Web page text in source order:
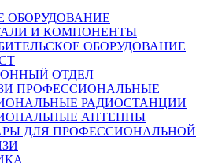
ОБОРУДОВАНИЕ
И КОМПОНЕНТЫ
ОБОРУДОВАНИЕ
ОТДЕЛ
ПРОФЕССИОНАЛЬНЫЕ
РАДИОСТАНЦИИ
АНТЕННЫ
ДЛЯ ПРОФЕССИОНАЛЬНОЙ